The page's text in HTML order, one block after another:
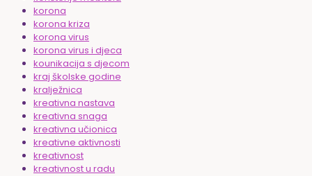
korona
korona kriza
korona virus
korona virus i djeca
kounikacija s djecom
kraj školske godine
kralježnica
kreativna nastava
kreativna snaga
kreativna učionica
kreativne aktivnosti
kreativnost
kreativnost u radu